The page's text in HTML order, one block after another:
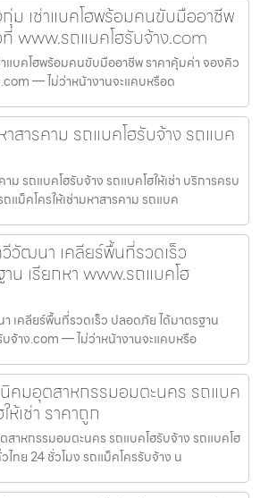
ม เช่าแบคโฮพร้อมคนขับมืออาชีพ
www.รถแบคโฮรับจ้าง.com
แบคโฮพร้อมคนขับมืออาชีพ ราคาคุ้มค่า จองคิว
— ไม่ว่าหน้างานจะแคบหรือด
าสารคาม รถแบคโฮรับจ้าง รถแบค
าม รถแบคโฮรับจ้าง รถแบคโฮให้เช่า บริการครบ
แม็คโครให้เช่ามหาสารคาม รถแบค
วัฒนา เคลียร์พื้นที่รวดเร็ว
น เรียกหา www.รถแบคโฮ
เคลียร์พื้นที่รวดเร็ว ปลอดภัย ได้มาตรฐาน
บจ้าง.com — ไม่ว่าหน้างานจะแคบหรือ
คมอุตสาหกรรมอมตะนคร รถแบค
ห้เช่า ราคาถูก
าหกรรมอมตะนคร รถแบคโฮรับจ้าง รถแบคโฮ
ไทย 24 ชั่วโมง รถแม็คโครรับจ้าง น